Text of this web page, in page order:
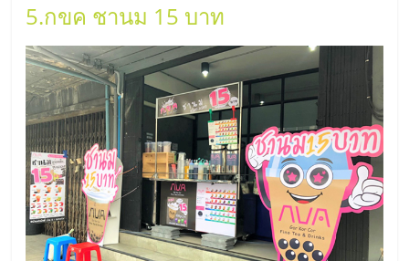
5.กขค ชานม 15 บาท